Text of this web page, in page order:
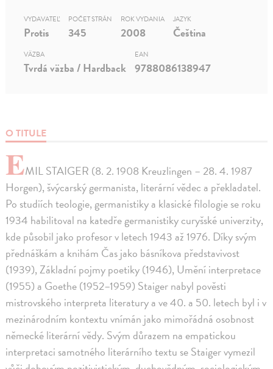
O TITULE
EMIL STAIGER (8. 2. 1908 Kreuzlingen – 28. 4. 1987
Horgen), švýcarský germanista, literární vědec a překladatel.
Po studiích teologie, germanistiky a klasické filologie se roku
1934 habilitoval na katedře germanistiky curyšské univerzity,
kde působil jako profesor v letech 1943 až 1976. Díky svým
přednáškám a knihám Čas jako básníkova představivost
(1939), Základní pojmy poetiky (1946), Umění interpretace
(1955) a Goethe (1952–1959) Staiger nabyl pověsti
mistrovského interpreta literatury a ve 40. a 50. letech byl i v
mezinárodním kontextu vnímán jako mimořádná osobnost
německé literární vědy. Svým důrazem na empatickou
interpretaci samotného literárního textu se Staiger vymezil
VYDAVATEĽ
Protis
POČET STRÁN
345
ROK VYDANIA
2008
JAZYK
Čeština
VÄZBA
Tvrdá väzba / Hardback
EAN
9788086138947